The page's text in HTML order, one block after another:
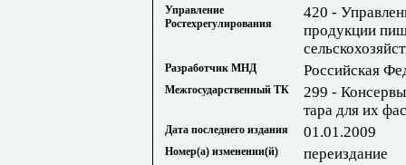
Управление
Ростехрегулирования
420 -
продукции
Разработчик МНД Российская
Межгосударственный ТК
299 -
тара для их
Дата последнего издания 01.01.2009
Номер(а) изменении(й) переиздание